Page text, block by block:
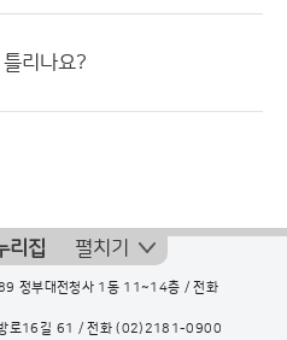
리나요?
리집 펼치기
정부대전청사 1동 11~14층 / 전화
로16길 61 / 전화(02)2181-0900